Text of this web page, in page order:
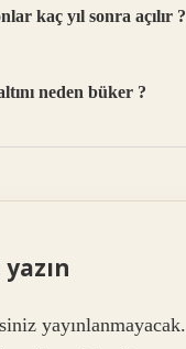
kaç yıl sonra açılır ?
neden büker ?
yayınlanmayacak.